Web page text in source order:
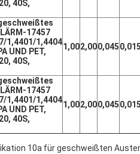
1,002,000,0450,015
1,002,000,0450,015
10a für geschweißten